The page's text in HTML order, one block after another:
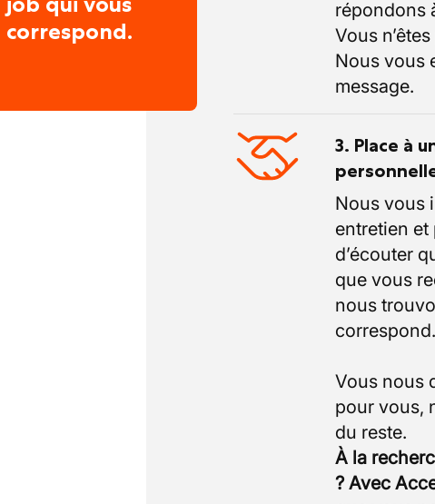
correspond.
répondons
Vous
Nous vous
message.
3. Place à
Nous vous
entretien et
d’écouter
que vous
nous
correspond.
Vous nous
pour vous,
À la
? Avec